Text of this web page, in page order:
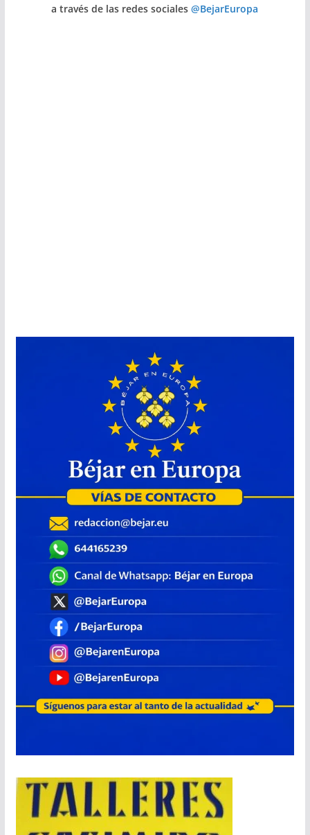
a través de las redes sociales@BejarEuropa